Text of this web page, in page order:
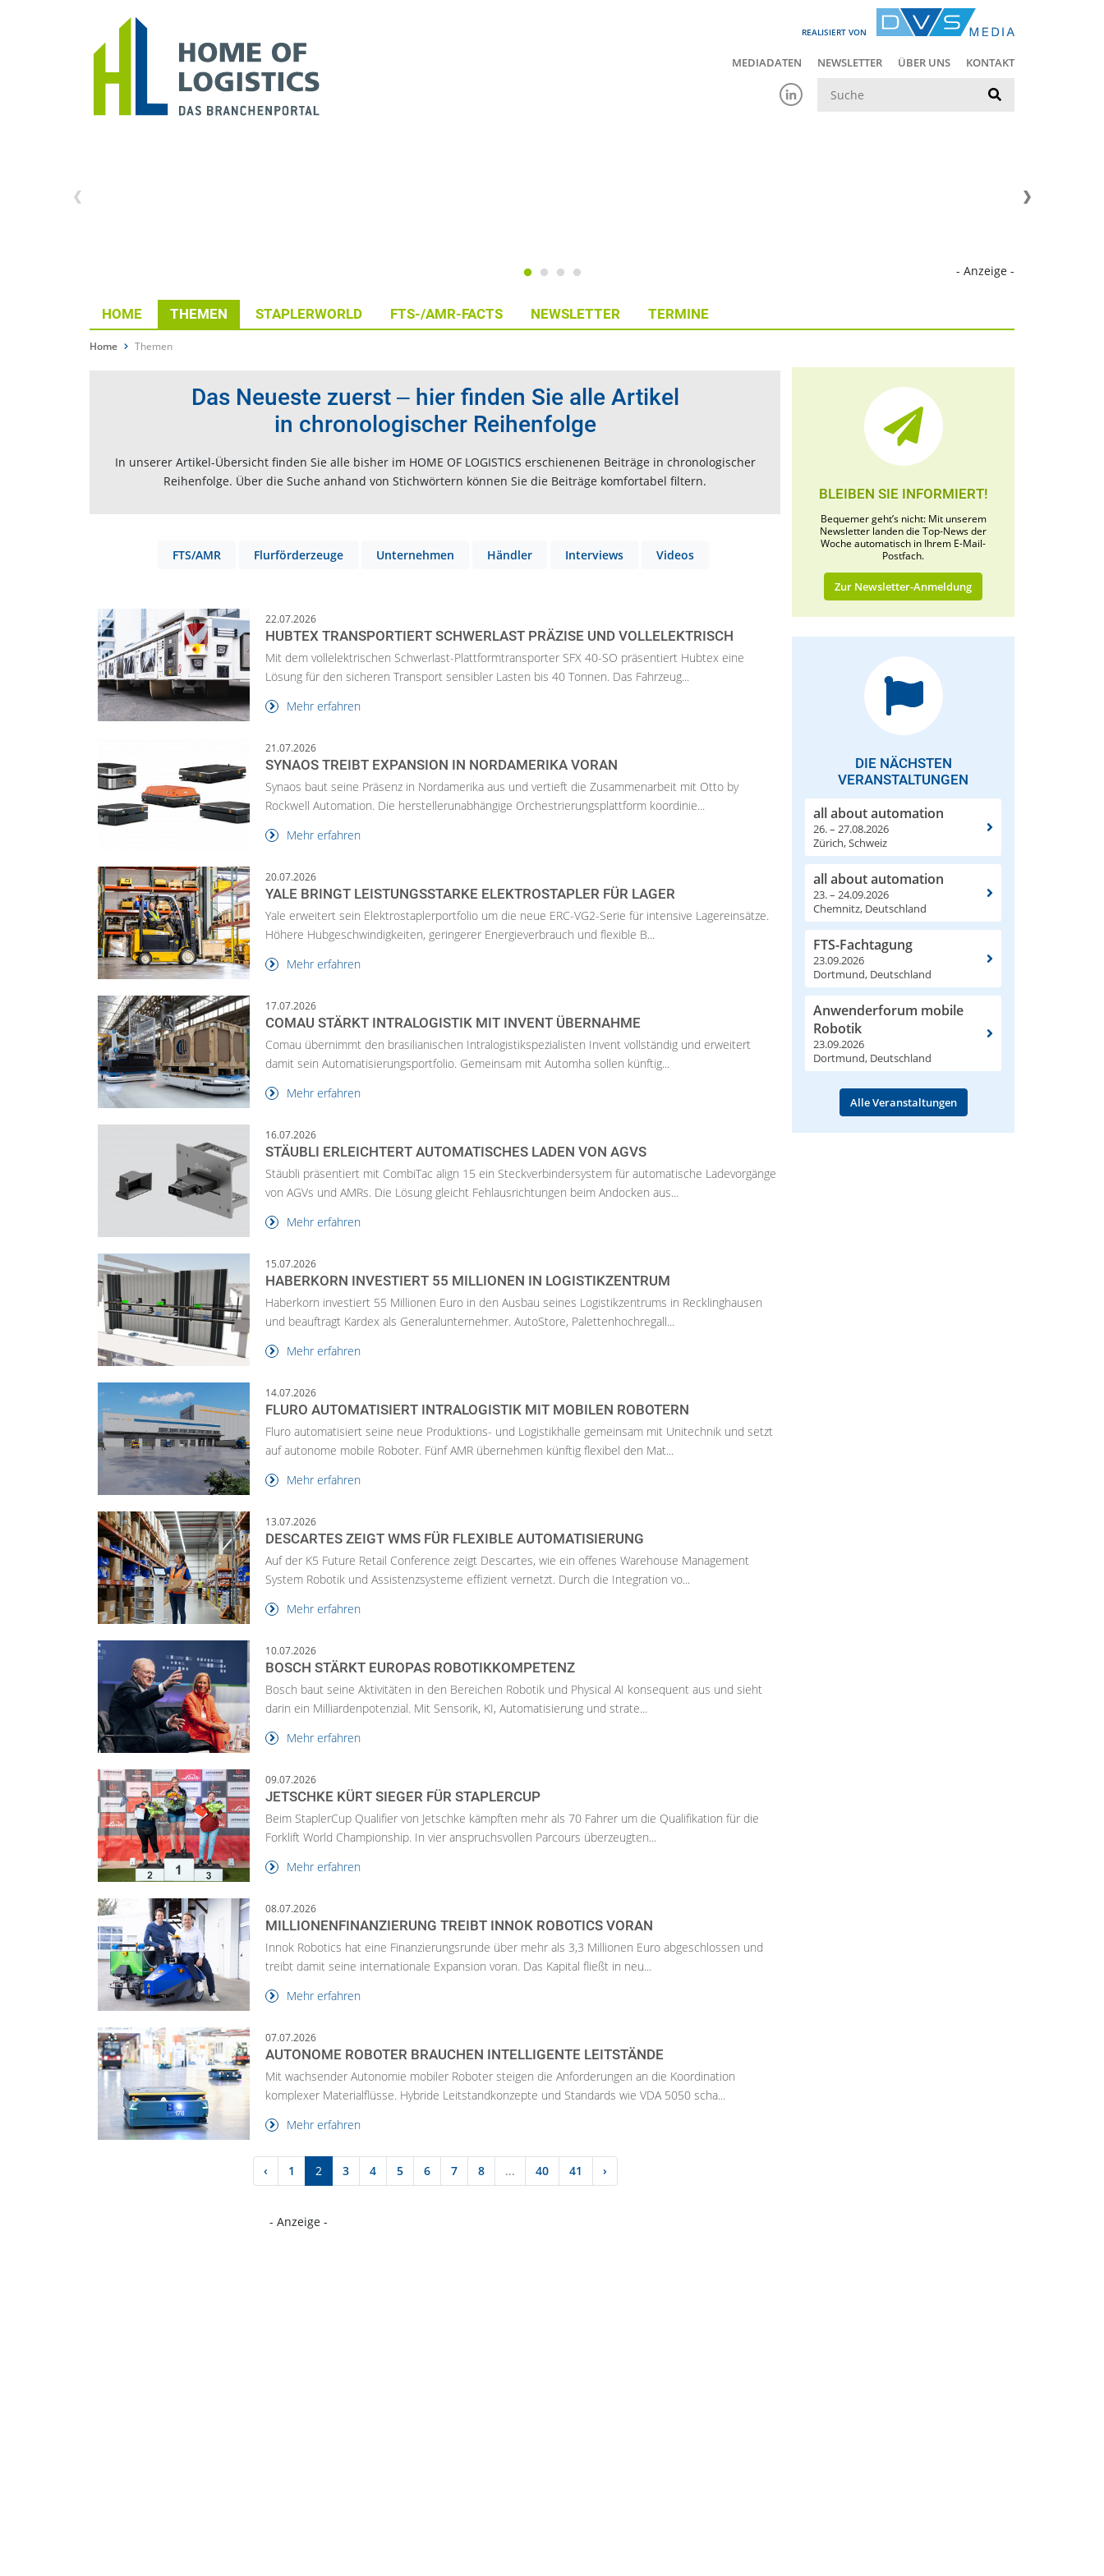
REALISIERT VON
MEDIADATEN NEWSLETTER ÜBER UNS KONTAKT
- Anzeige -
HOME THEMEN STAPLERWORLD FTS-/AMR-FACTS NEWSLETTER TERMINE
Home Themen
Das Neueste zuerst ‒ hier finden Sie alle Artikel
in chronologischer Reihenfolge
In unserer Artikel-Übersicht finden Sie alle bisher im HOME OF LOGISTICS erschienenen Beiträge in chronologischer
Reihenfolge. Über die Suche anhand von Stichwörtern können Sie die Beiträge komfortabel filtern.
FTS/AMR Flurförderzeuge Unternehmen Händler Interviews Videos
22.07.2026
HUBTEX TRANSPORTIERT SCHWERLAST PRÄZISE UND VOLLELEKTRISCH
Mit dem vollelektrischen Schwerlast-Plattformtransporter SFX 40-SO präsentiert Hubtex eine
Lösung für den sicheren Transport sensibler Lasten bis 40 Tonnen. Das Fahrzeug...
Mehr erfahren
21.07.2026
SYNAOS TREIBT EXPANSION IN NORDAMERIKA VORAN
Synaos baut seine Präsenz in Nordamerika aus und vertieft die Zusammenarbeit mit Otto by
Rockwell Automation. Die herstellerunabhängige Orchestrierungsplattform koordinie...
Mehr erfahren
20.07.2026
YALE BRINGT LEISTUNGSSTARKE ELEKTROSTAPLER FÜR LAGER
Yale erweitert sein Elektrostaplerportfolio um die neue ERC-VG2-Serie für intensive Lagereinsätze.
Höhere Hubgeschwindigkeiten, geringerer Energieverbrauch und flexible B...
Mehr erfahren
17.07.2026
COMAU STÄRKT INTRALOGISTIK MIT INVENT ÜBERNAHME
Comau übernimmt den brasilianischen Intralogistikspezialisten Invent vollständig und erweitert
damit sein Automatisierungsportfolio. Gemeinsam mit Automha sollen künftig...
Mehr erfahren
16.07.2026
STÄUBLI ERLEICHTERT AUTOMATISCHES LADEN VON AGVS
Stäubli präsentiert mit CombiTac align 15 ein Steckverbindersystem für automatische Ladevorgänge
von AGVs und AMRs. Die Lösung gleicht Fehlausrichtungen beim Andocken aus...
Mehr erfahren
15.07.2026
HABERKORN INVESTIERT 55 MILLIONEN IN LOGISTIKZENTRUM
Haberkorn investiert 55 Millionen Euro in den Ausbau seines Logistikzentrums in Recklinghausen
und beauftragt Kardex als Generalunternehmer. AutoStore, Palettenhochregall...
Mehr erfahren
14.07.2026
FLURO AUTOMATISIERT INTRALOGISTIK MIT MOBILEN ROBOTERN
Fluro automatisiert seine neue Produktions- und Logistikhalle gemeinsam mit Unitechnik und setzt
auf autonome mobile Roboter. Fünf AMR übernehmen künftig flexibel den Mat...
Mehr erfahren
13.07.2026
DESCARTES ZEIGT WMS FÜR FLEXIBLE AUTOMATISIERUNG
Auf der K5 Future Retail Conference zeigt Descartes, wie ein offenes Warehouse Management
System Robotik und Assistenzsysteme effizient vernetzt. Durch die Integration vo...
Mehr erfahren
10.07.2026
BOSCH STÄRKT EUROPAS ROBOTIKKOMPETENZ
Bosch baut seine Aktivitäten in den Bereichen Robotik und Physical AI konsequent aus und sieht
darin ein Milliardenpotenzial. Mit Sensorik, KI, Automatisierung und strate...
Mehr erfahren
09.07.2026
JETSCHKE KÜRT SIEGER FÜR STAPLERCUP
Beim StaplerCup Qualifier von Jetschke kämpften mehr als 70 Fahrer um die Qualifikation für die
Forklift World Championship. In vier anspruchsvollen Parcours überzeugten...
Mehr erfahren
08.07.2026
MILLIONENFINANZIERUNG TREIBT INNOK ROBOTICS VORAN
Innok Robotics hat eine Finanzierungsrunde über mehr als 3,3 Millionen Euro abgeschlossen und
treibt damit seine internationale Expansion voran. Das Kapital fließt in neu...
Mehr erfahren
07.07.2026
AUTONOME ROBOTER BRAUCHEN INTELLIGENTE LEITSTÄNDE
Mit wachsender Autonomie mobiler Roboter steigen die Anforderungen an die Koordination
komplexer Materialflüsse. Hybride Leitstandkonzepte und Standards wie VDA 5050 scha...
Mehr erfahren
‹ 1 2 3 4 5 6 7 8 ... 40 41 ›
BLEIBEN SIE INFORMIERT!
Bequemer geht’s nicht: Mit unserem
Newsletter landen die Top-News der
Woche automatisch in Ihrem E-Mail-
Postfach.
Zur Newsletter-Anmeldung
DIE NÄCHSTEN
VERANSTALTUNGEN
all about automation
26. – 27.08.2026
Zürich, Schweiz
all about automation
23. – 24.09.2026
Chemnitz, Deutschland
FTS-Fachtagung
23.09.2026
Dortmund, Deutschland
Anwenderforum mobile
Robotik
23.09.2026
Dortmund, Deutschland
Alle Veranstaltungen
- Anzeige -